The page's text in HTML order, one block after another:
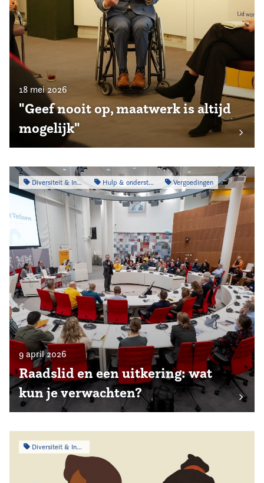
18 mei 2026
"Geef nooit op, maatwerk is altijd
mogelijk"
Diversiteit & Inclusiviteit Hulp & ondersteuning Vergoedingen
9 april 2026
Raadslid en een uitkering: wat
kun je verwachten?
Diversiteit & Inclusiviteit